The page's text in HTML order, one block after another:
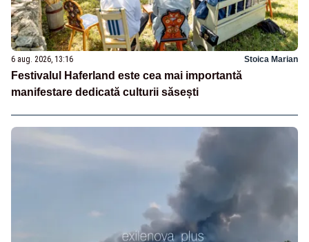
6 aug. 2026, 13:16 Stoica Marian
Festivalul Haferland este cea mai importantă
manifestare dedicată culturii săsești